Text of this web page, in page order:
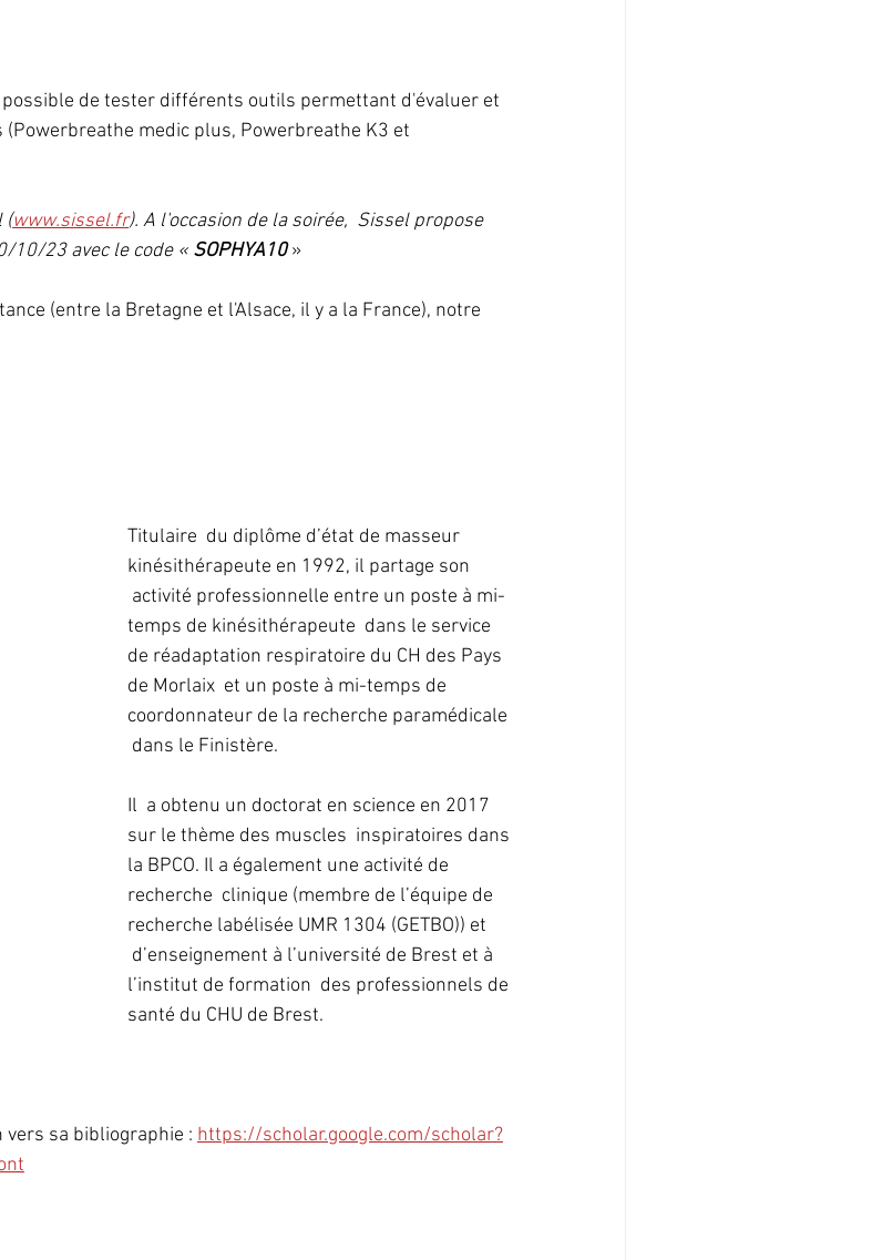
de tester différents outils permettant d'évaluer et
medic plus, Powerbreathe K3 et
(www.sissel.fr). A l'occasion de la soirée,  Sissel propose
10/23 avec le code « SOPHYA10 »
(entre la Bretagne et l'Alsace, il y a la France), notre
Titulaire  du diplôme d’état de masseur
kinésithérapeute en 1992, il partage son
activité professionnelle entre un poste à mi-
temps de kinésithérapeute  dans le service
de réadaptation respiratoire du CH des Pays
de Morlaix  et un poste à mi-temps de
coordonnateur de la recherche paramédicale
dans le Finistère.
Il  a obtenu un doctorat en science en 2017
sur le thème des muscles  inspiratoires dans
la BPCO. Il a également une activité de
recherche  clinique (membre de l’équipe de
recherche labélisée UMR 1304 (GETBO)) et
d’enseignement à l’université de Brest et à
l’institut de formation  des professionnels de
santé du CHU de Brest.
sa bibliographie : https://scholar.google.com/scholar?